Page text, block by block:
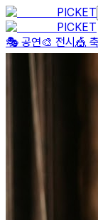
PICKET
PICKET
🎭 공연🎨 전시 🎪